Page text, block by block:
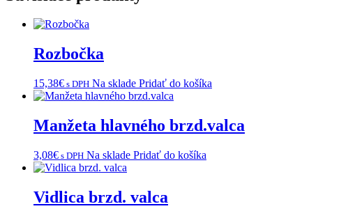
Rozbočka
15,38€ s DPH Na sklade Pridať do košíka
Manžeta hlavného brzd.valca
3,08€ s DPH Na sklade Pridať do košíka
Vidlica brzd. valca